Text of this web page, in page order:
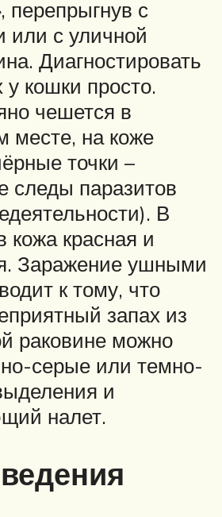
перепрыгнув с
или с уличной
Диагностировать
кошки просто.
чешется в
месте, на коже
точки –
следы паразитов
В
кожа красная и
Заражение ушными
к тому, что
запах из
раковине можно
серые или темно-
и
налет.